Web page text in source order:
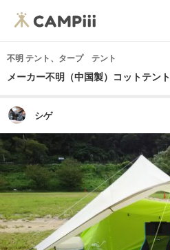
不明 テント、タープ テント
メーカー不明（中国製）コットテント
シゲ